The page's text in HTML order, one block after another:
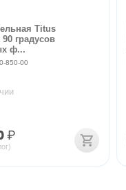
Titus
градусов
ф...
850-00
₽